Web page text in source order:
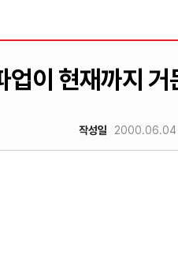
이 현재까지 거
작성일 2000.06.04